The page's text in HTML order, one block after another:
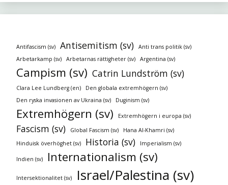
Antifascism (sv) Antisemitism (sv)
Anti trans politik (sv)
Arbetarkamp (sv)
Arbetarnas rättigheter (sv) Argentina (sv)
Campism (sv) Catrin Lundström (sv)
Clara Lee Lundberg (en)
Den globala extremhögern (sv)
Den ryska invasionen av Ukraina (sv)
Duginism (sv)
Extremhögern (sv) Extremhögern i europa (sv)
Fascism (sv) Global Fascism (sv)
Hana Al-Khamri (sv)
Hinduisk överhöghet (sv)
Historia (sv) Imperialism (sv)
Indien (sv) Internationalism (sv)
Intersektionalitet (sv) Israel/Palestina (sv)